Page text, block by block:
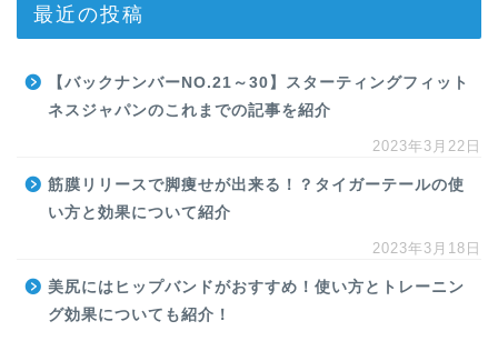
最近の投稿
【バックナンバーNO.21～30】スターティングフィット
ネスジャパンのこれまでの記事を紹介
2023年3月22日
筋膜リリースで脚痩せが出来る！？タイガーテールの使
い方と効果について紹介
2023年3月18日
美尻にはヒップバンドがおすすめ！使い方とトレーニン
グ効果についても紹介！